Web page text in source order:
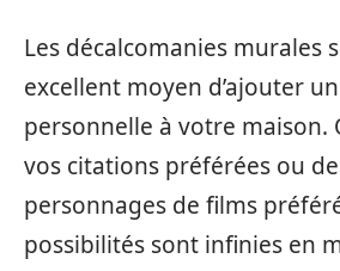
Les décalcomanies murales
excellent moyen d’ajouter
personnelle à votre maison.
vos citations préférées ou
personnages de films
possibilités sont infinies en